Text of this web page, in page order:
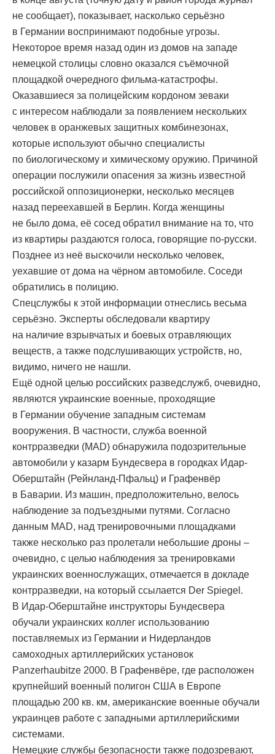
не сообщает), показывает, насколько серьёзно
в Германии воспринимают подобные угрозы.
Некоторое время назад один из домов на западе
немецкой столицы словно оказался съёмочной
площадкой очередного фильма-катастрофы.
Оказавшиеся за полицейским кордоном зеваки
с интересом наблюдали за появлением нескольких
человек в оранжевых защитных комбинезонах,
которые используют обычно специалисты
по биологическому и химическому оружию. Причиной
операции послужили опасения за жизнь известной
российской оппозиционерки, несколько месяцев
назад переехавшей в Берлин. Когда женщины
не было дома, её сосед обратил внимание на то, что
из квартиры раздаются голоса, говорящие по-русски.
Позднее из неё выскочили несколько человек,
уехавшие от дома на чёрном автомобиле. Соседи
обратились в полицию.
Спецслужбы к этой информации отнеслись весьма
серьёзно. Эксперты обследовали квартиру
на наличие взрывчатых и боевых отравляющих
веществ, а также подслушивающих устройств, но,
видимо, ничего не нашли.
Ещё одной целью российских разведслужб, очевидно,
являются украинские военные, проходящие
в Германии обучение западным системам
вооружения. В частности, служба военной
контрразведки (MAD) обнаружила подозрительные
автомобили у казарм Бундесвера в городках Идар-
Оберштайн (Рейнланд-Пфальц) и Графенвёр
в Баварии. Из машин, предположительно, велось
наблюдение за подъездными путями. Согласно
данным MAD, над тренировочными площадками
также несколько раз пролетали небольшие дроны –
очевидно, с целью наблюдения за тренировками
украинских военнослужащих, отмечается в докладе
контрразведки, на который ссылается Der Spiegel.
В Идар-Оберштайне инструкторы Бундесвера
обучали украинских коллег использованию
поставляемых из Германии и Нидерландов
самоходных артиллерийских установок
Panzerhaubitze 2000. В Графенвёре, где расположен
крупнейший военный полигон США в Европе
площадью 200 кв. км, американские военные обучали
украинцев работе с западными артиллерийскими
системами.
Немецкие службы безопасности также подозревают,